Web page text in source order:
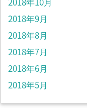
2018年9月
2018年8月
2018年7月
2018年6月
2018年5月